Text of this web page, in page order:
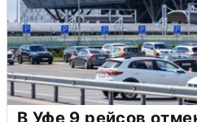
В Уфе 9 рейсов